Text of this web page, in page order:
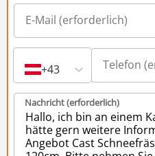
+43
Nachricht (erforderlich)